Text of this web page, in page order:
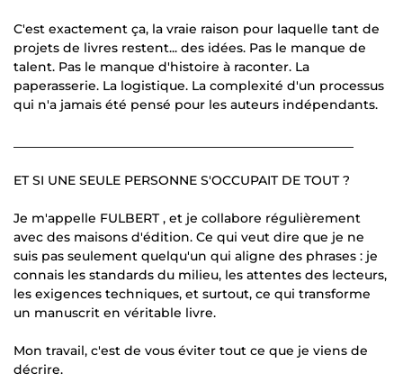
C'est exactement ça, la vraie raison pour laquelle tant de
projets de livres restent... des idées. Pas le manque de
talent. Pas le manque d'histoire à raconter. La
paperasserie. La logistique. La complexité d'un processus
qui n'a jamais été pensé pour les auteurs indépendants.
ET SI UNE SEULE PERSONNE S'OCCUPAIT DE TOUT ?
Je m'appelle FULBERT , et je collabore régulièrement
avec des maisons d'édition. Ce qui veut dire que je ne
suis pas seulement quelqu'un qui aligne des phrases : je
connais les standards du milieu, les attentes des lecteurs,
les exigences techniques, et surtout, ce qui transforme
un manuscrit en véritable livre.
Mon travail, c'est de vous éviter tout ce que je viens de
décrire.